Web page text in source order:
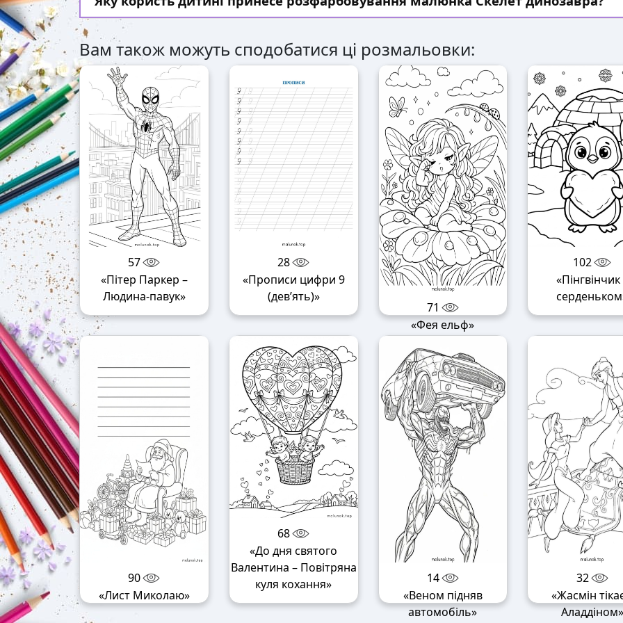
Вам також можуть сподобатися ці розмальовки:
57
«Пітер Паркер –
Людина-павук»
28
«Прописи цифри 9
(дев’ять)»
71
«Фея ельф»
102
«Пінгвінчик
90
«Лист Миколаю»
68
«До дня святого
Валентина – Повітряна
куля кохання»
14
«Веном підняв
автомобіль»
32
«Жасмін
Аладдіном»